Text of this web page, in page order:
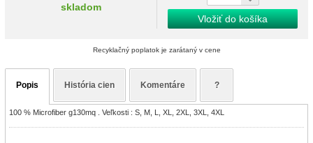
skladom
Vložiť do košíka
Recyklačný poplatok je zarátaný v cene
Popis História cien Komentáre ?
100 % Microfiber g130mq . Veľkosti : S, M, L, XL, 2XL, 3XL, 4XL